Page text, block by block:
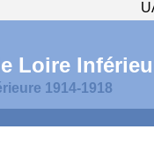
Loire
1914-1918